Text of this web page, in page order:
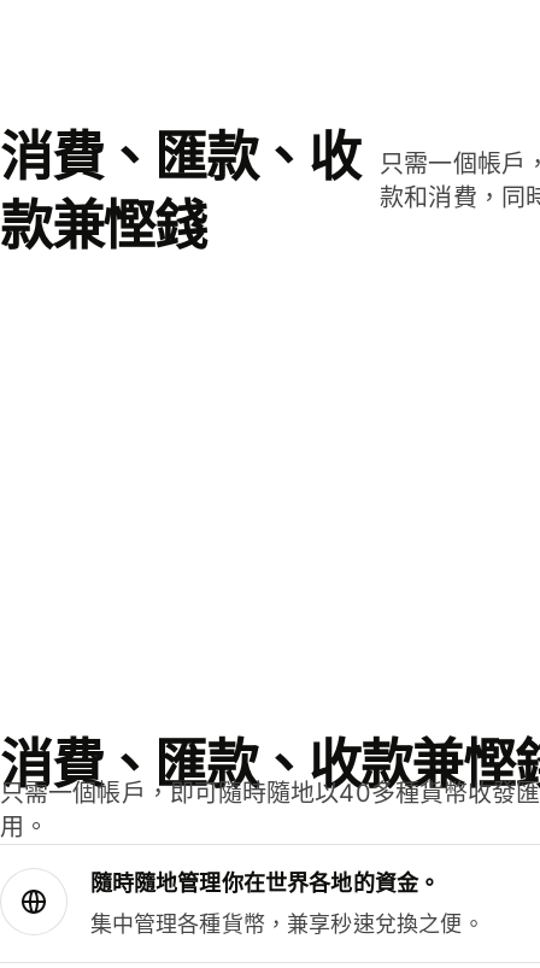
消費、匯款、收
款兼慳錢
只需一個帳戶
款和消費，同
消費、匯款、收款兼慳
只需一個帳戶，即可隨時隨地以40多種貨幣收發
用。
隨時隨地管理你在世界各地的資金。
集中管理各種貨幣，兼享秒速兌換之便。